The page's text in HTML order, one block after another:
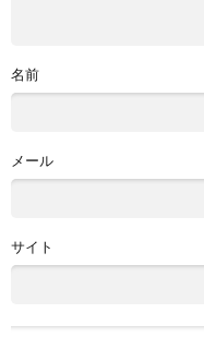
名前
メール
サイト